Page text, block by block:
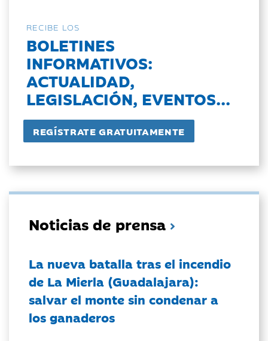
RECIBE LOS
BOLETINES
INFORMATIVOS:
ACTUALIDAD,
LEGISLACIÓN, EVENTOS...
Noticias de prensa
La nueva batalla tras el incendio
de La Mierla (Guadalajara):
salvar el monte sin condenar a
los ganaderos